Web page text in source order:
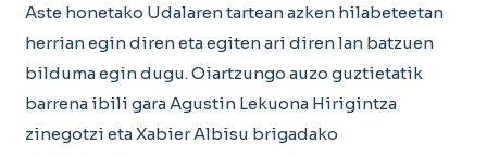
Aste honetako Udalaren tartean azken hilabeteetan
herrian egin diren eta egiten ari diren lan batzuen
bilduma egin dugu. Oiartzungo auzo guztietatik
barrena ibili gara Agustin Lekuona Hirigintza
zinegotzi eta Xabier Albisu brigadako